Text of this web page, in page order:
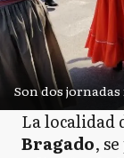
Son dos
La localidad
Bragado,